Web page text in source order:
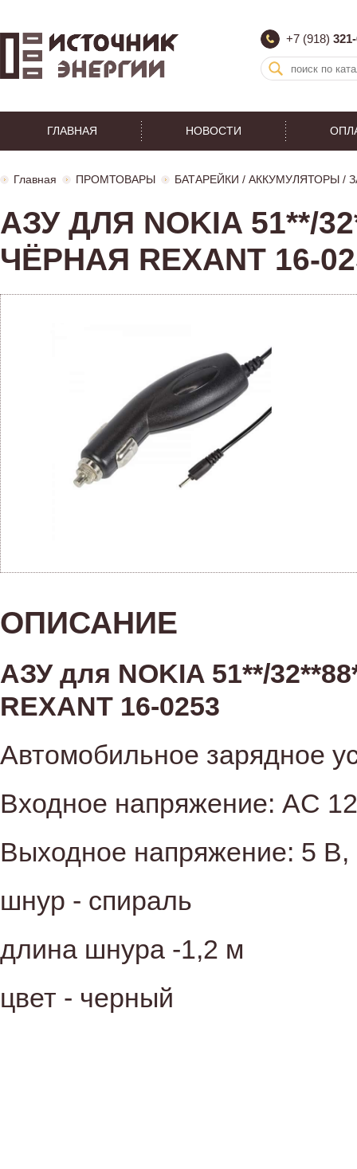
+7 (918)
ГЛАВНАЯ НОВОСТИ
Главная ПРОМТОВАРЫ БАТАРЕЙКИ / АККУМУЛЯТОРЫ /
АЗУ ДЛЯ NOKIA 51**/
ЧЁРНАЯ REXANT 16-
ОПИСАНИЕ
АЗУ для NOKIA 51**/
REXANT 16-0253
Автомобильное зарядное
Входное напряжение: AC
Выходное напряжение: 5 В,
шнур - спираль
длина шнура -1,2 м
цвет - черный